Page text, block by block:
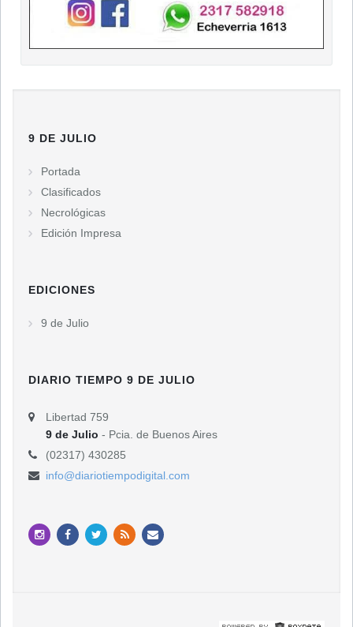
9 DE JULIO
Portada
Clasificados
Necrológicas
Edición Impresa
EDICIONES
9 de Julio
DIARIO TIEMPO 9 DE JULIO
Libertad 759
9 de Julio - Pcia. de Buenos Aires
(02317) 430285
info@diariotiempodigital.com